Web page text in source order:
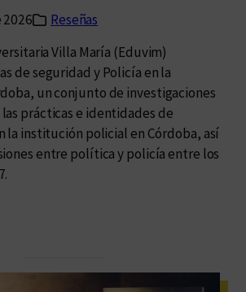
2026
Reseñas
Villa María (Eduvim)
de seguridad y Policía en la
un conjunto de investigaciones
prácticas e identidades de
la institución policial en Córdoba, así
entre política y policía entre los